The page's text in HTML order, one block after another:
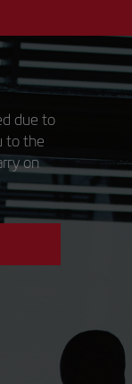
due to
to the
on